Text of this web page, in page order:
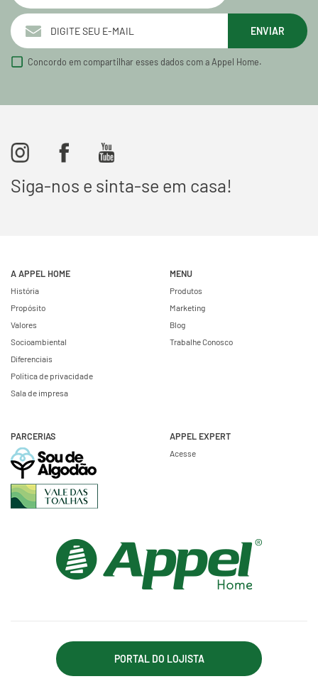
ENVIAR
Concordo em compartilhar esses dados com a Appel Home.
Siga-nos e sinta-se em casa!
A APPEL HOME
História
Propósito
Valores
Socioambiental
Diferenciais
Política de privacidade
Sala de impresa
MENU
Produtos
Marketing
Blog
Trabalhe Conosco
PARCERIAS APPEL EXPERT
Acesse
PORTAL DO LOJISTA